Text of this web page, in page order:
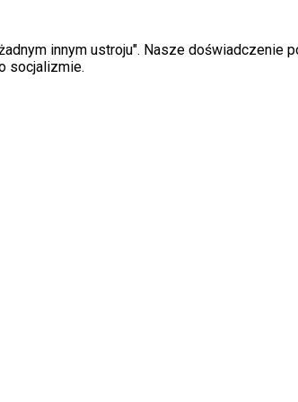
innym ustroju". Nasze doświadczenie
socjalizmie.